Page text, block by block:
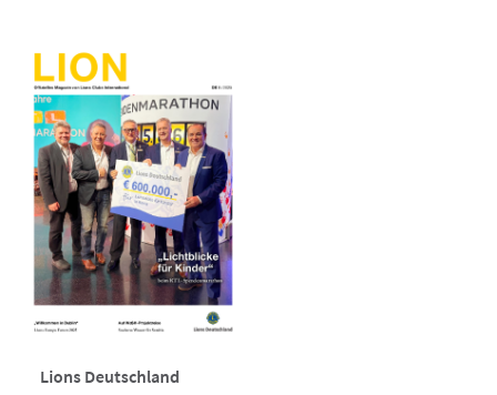
Lions Deutschland